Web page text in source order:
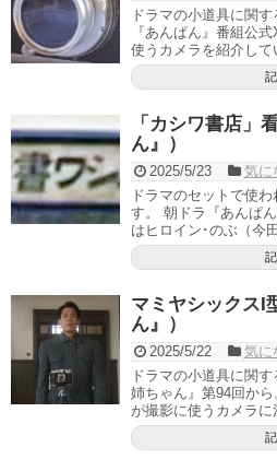
ドラマの小道具に関
『あんぱん』番組公
使うカメラを紹介して
「カシワ書店」
ん』）
2025/5/23
気に
ドラマのセットで使
す。 朝ドラ『あんぱ
はヒロイン･のぶ（今
マミヤシックスI
ん』）
2025/5/22
気に
ドラマの小道具に関
姉ちゃん』第94回から
が撮影に使うカメラに